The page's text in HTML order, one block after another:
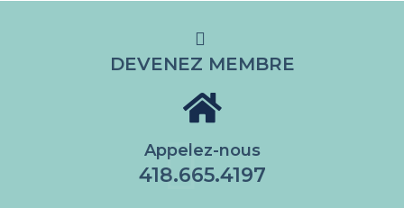
DEVENEZ MEMBRE
Appelez-nous
418.665.4197